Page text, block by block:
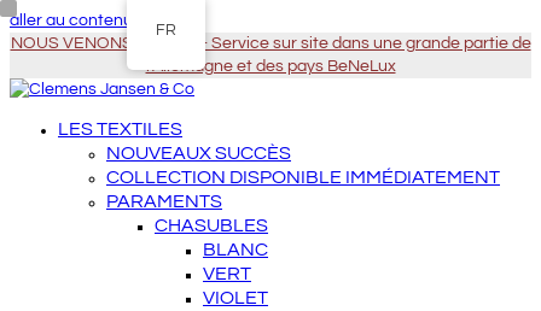
aller au contenu principal
NOUS VENONS À VOUS - Service sur site dans une grande partie de
l'Allemagne et des pays BeNeLux
LES TEXTILES
NOUVEAUX SUCCÈS
COLLECTION DISPONIBLE IMMÉDIATEMENT
PARAMENTS
CHASUBLES
BLANC
VERT
VIOLET
FR